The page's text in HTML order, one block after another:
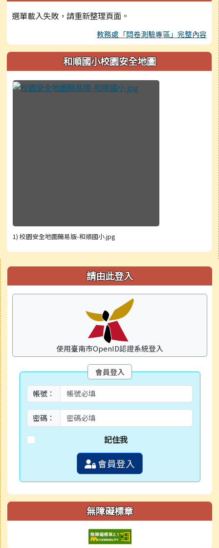
選單載入失敗，請重新整理頁面。
教務處「問卷測驗專區」完整內容
和順國小校園安全地圖
1) 校園安全地圖簡易版-和順國小.jpg
右邊區域內容 請由此登入
使用臺南市OpenID認證系統登入
會員登入
帳號：
密碼：
記住我
會員登入
無障礙標章